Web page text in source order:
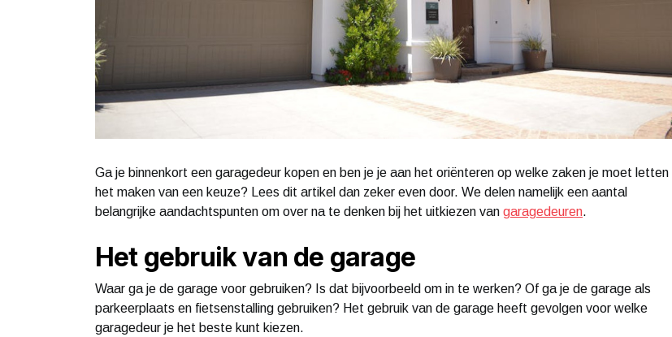
Ga je binnenkort een garagedeur kopen en ben je je aan het oriënteren op welke zaken je moet letten
het maken van een keuze? Lees dit artikel dan zeker even door. We delen namelijk een aantal
belangrijke aandachtspunten om over na te denken bij het uitkiezen van garagedeuren.
Het gebruik van de garage
Waar ga je de garage voor gebruiken? Is dat bijvoorbeeld om in te werken? Of ga je de garage als
parkeerplaats en fietsenstalling gebruiken? Het gebruik van de garage heeft gevolgen voor welke
garagedeur je het beste kunt kiezen.